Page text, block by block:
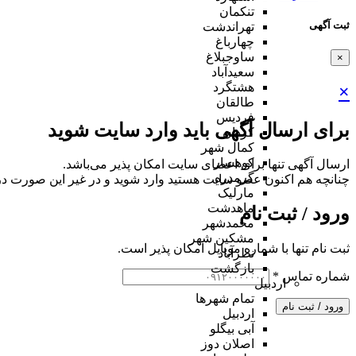
ثبت آگهی
×
×
برای ارسال آگهی باید وارد سایت شوید
ارسال آگهی تنها برای اعضای سایت امکان پذیر می‌باشد.
چنانچه هم‌ اکنون عضو سایت هستید وارد شوید و در غیر این صورت
ورود / ثبت نام
ثبت نام تنها با شماره موبایل امکان پذیر است.
شماره تماس *
ورود / ثبت نام
تنکمان
تهراندشت
چهارباغ
ساوجبلاغ
سعیدآباد
هشتگرد
طالقان
فردیس
کردان
کمال شهر
کوهسار
گرمدره
مارلیک
ماهدشت
محمدشهر
مشکین شهر
نظرآباد
بازگشت
اردبیل
تمام شهر‌ها
اردبیل
آبی بیگلو
اصلان دوز